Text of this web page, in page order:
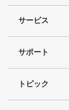
サービス
サポート
トピック